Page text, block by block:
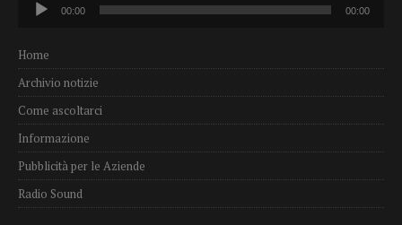
Player
00:00 00:00
Home
Archivio notizie
Come ascoltarci
Informazione
Pubblicità per le Aziende
Radio Sound